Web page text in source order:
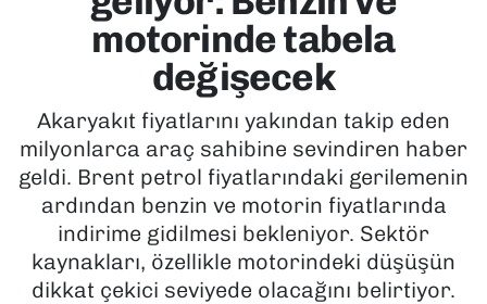
motorinde tabela
değişecek
Akaryakıt fiyatlarını yakından takip eden
milyonlarca araç sahibine sevindiren haber
geldi. Brent petrol fiyatlarındaki gerilemenin
ardından benzin ve motorin fiyatlarında
indirime gidilmesi bekleniyor. Sektör
kaynakları, özellikle motorindeki düşüşün
dikkat çekici seviyede olacağını belirtiyor.
KÜLTÜR SANAT
POLİTİKA
SAĞLIK
SPOR
Son Dakika Haberleri
Haber Arşivi